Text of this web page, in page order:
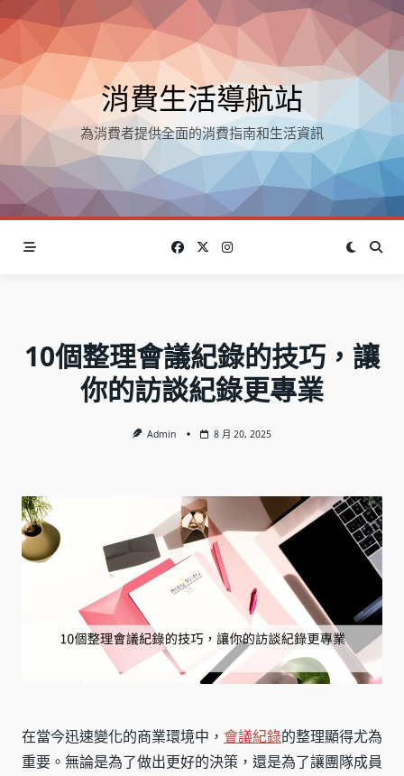
Skip
to
content
消費生活導航站
為消費者提供全面的消費指南和生活資訊
10個整理會議紀錄的技巧，讓
你的訪談紀錄更專業
Admin 8 月 20, 2025
在當今迅速變化的商業環境中， 會議紀錄的整理顯得尤為
重要。無論是為了做出更好的決策，還是為了讓團隊成員